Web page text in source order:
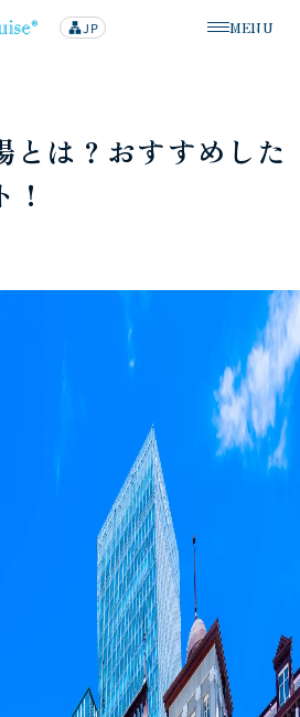
メニューを
MENU
lan
g
JP
とは？おすすめした